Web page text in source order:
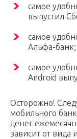
самое
выпустил
самое
Альфа-банк;
самое
Android
Осторожно!
мобильного
денег
зависит от вида